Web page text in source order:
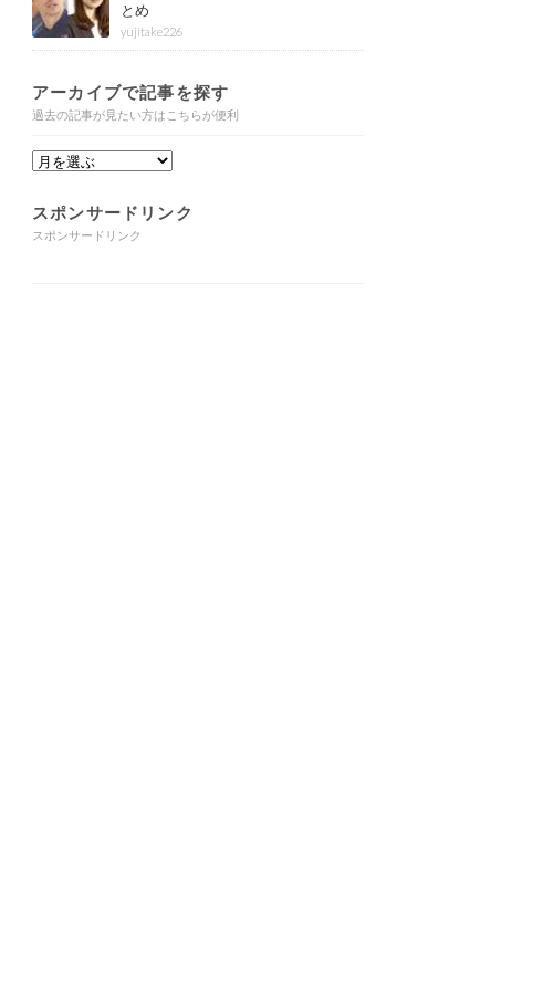
とめ
yujitake226
アーカイブで記事を探す
過去の記事が見たい方はこちらが便利
スポンサードリンク
スポンサードリンク